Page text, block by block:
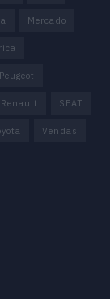
Mercado
Peugeot
Renault SEAT
Vendas